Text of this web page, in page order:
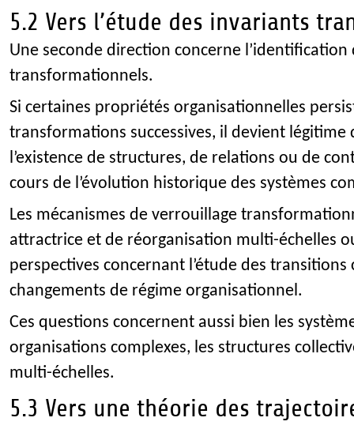
5.2 Vers l’étude des invariants
Une seconde direction concerne l’identification
transformationnels.
Si certaines propriétés organisationnelles
transformations successives, il devient légitime
l’existence de structures, de relations ou de
cours de l’évolution historique des systèmes
Les mécanismes de verrouillage
attractrice et de réorganisation multi-échelles
perspectives concernant l’étude des transitions
changements de régime organisationnel.
Ces questions concernent aussi bien les
organisations complexes, les structures
multi-échelles.
5.3 Vers une théorie des